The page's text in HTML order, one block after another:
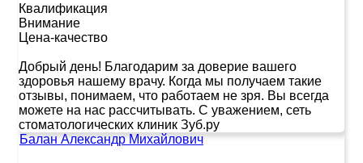
Квалификация
Внимание
Цена-качество
Добрый день! Благодарим за доверие вашего
здоровья нашему врачу. Когда мы получаем такие
отзывы, понимаем, что работаем не зря. Вы всегда
можете на нас рассчитывать. С уважением, сеть
стоматологических клиник Зуб.ру
Балан Александр Михайлович